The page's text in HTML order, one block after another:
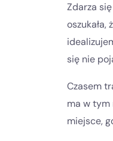
Zdarza
się nie
Czasem
ma w tym
miejsce,